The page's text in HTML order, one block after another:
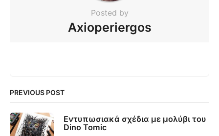
Posted by
Axioperiergos
PREVIOUS POST
Εντυπωσιακά σχέδια με μολύβι του
Dino Tomic